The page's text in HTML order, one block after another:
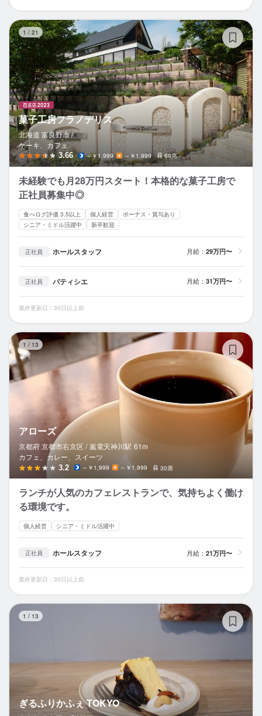
1 / 21
菓子工房フラノデリス
北海道 富良野市 /
ケーキ、カフェ
3.66 ～￥1,999 ～￥1,999 69席
未経験でも月28万円スタート！本格的な菓子工房で
正社員募集中◎
食べログ評価 3.5以上 個人経営
ボーナス・賞与あり
シニア・ミドル活躍中
新卒歓迎
正社員 ホールスタッフ 月給： 29万円〜
正社員 パティシエ 月給： 31万円〜
最終更新日：30日以上前
1 / 13
アローズ
京都府 京都市右京区 / 嵐電天神川駅 61m
カフェ、カレー、スイーツ
3.2 ～￥1,999 ～￥1,999 30席
ランチが人気のカフェレストランで、気持ちよく働け
る環境です。
個人経営 シニア・ミドル活躍中
正社員 ホールスタッフ 月給： 21万円〜
最終更新日：30日以上前
1 / 13
ぎるふりかふぇ TOKYO